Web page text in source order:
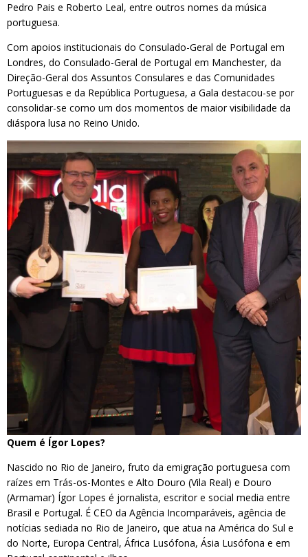
Pedro Pais e Roberto Leal, entre outros nomes da música
portuguesa.
Com apoios institucionais do Consulado-Geral de Portugal em
Londres, do Consulado-Geral de Portugal em Manchester, da
Direção-Geral dos Assuntos Consulares e das Comunidades
Portuguesas e da República Portuguesa, a Gala destacou-se por
consolidar-se como um dos momentos de maior visibilidade da
diáspora lusa no Reino Unido.
Quem é Ígor Lopes?
Nascido no Rio de Janeiro, fruto da emigração portuguesa com
raízes em Trás-os-Montes e Alto Douro (Vila Real) e Douro
(Armamar) Ígor Lopes é jornalista, escritor e social media entre
Brasil e Portugal. É CEO da Agência Incomparáveis, agência de
notícias sediada no Rio de Janeiro, que atua na América do Sul e
do Norte, Europa Central, África Lusófona, Ásia Lusófona e em